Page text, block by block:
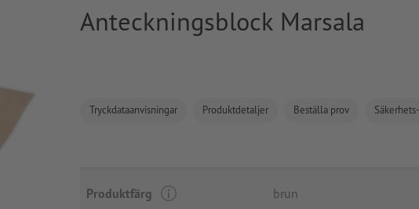
Anteckningsblock Marsala
Tryckdataanvisningar Produktdetaljer Beställa prov
Produktfärg brun